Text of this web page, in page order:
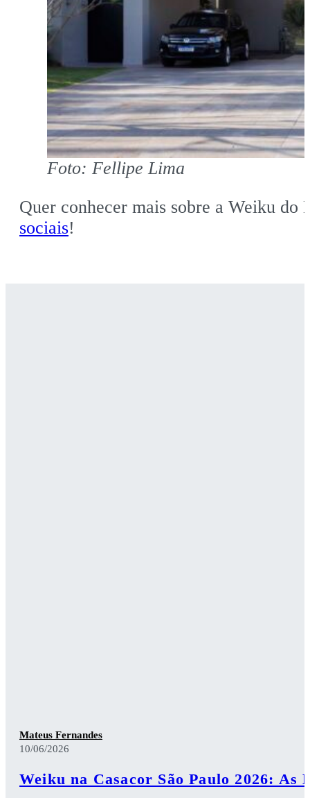
Foto: Fellipe Lima
Quer conhecer mais sobre a Weiku do
sociais!
Mateus Fernandes
10/06/2026
Weiku na Casacor São Paulo 2026: